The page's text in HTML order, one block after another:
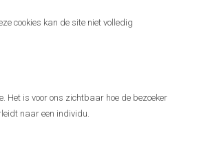
cookies kan de site niet volledig
Het is voor ons zichtbaar hoe de bezoeker
naar een individu.